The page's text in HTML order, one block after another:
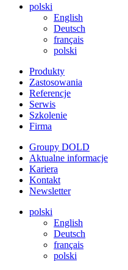
polski
English
Deutsch
français
polski
Produkty
Zastosowania
Referencje
Serwis
Szkolenie
Firma
Groupy DOLD
Aktualne informacje
Kariera
Kontakt
Newsletter
polski
English
Deutsch
français
polski